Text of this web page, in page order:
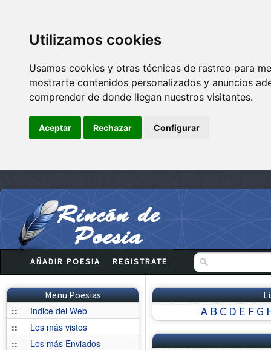
Utilizamos cookies
Usamos cookies y otras técnicas de rastreo para
mostrarte contenidos personalizados y anuncios
comprender de donde llegan nuestros visitantes.
Aceptar Rechazar Configurar
AÑADIR POESIA REGISTRATE
Menu Poesias
::
Indice del Web
::
Los más vistos
::
Los más Enviados
A B C D E F G